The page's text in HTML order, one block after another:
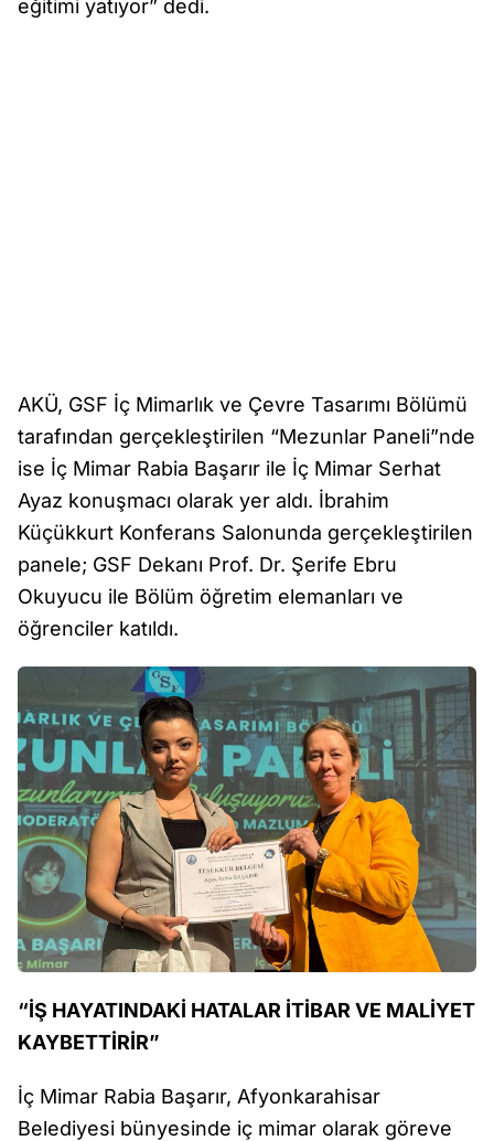
eğitimi yatıyor” dedi.
AKÜ, GSF İç Mimarlık ve Çevre Tasarımı Bölümü
tarafından gerçekleştirilen “Mezunlar Paneli”nde
ise İç Mimar Rabia Başarır ile İç Mimar Serhat
Ayaz konuşmacı olarak yer aldı. İbrahim
Küçükkurt Konferans Salonunda gerçekleştirilen
panele; GSF Dekanı Prof. Dr. Şerife Ebru
Okuyucu ile Bölüm öğretim elemanları ve
öğrenciler katıldı.
“İŞ HAYATINDAKİ HATALAR İTİBAR VE MALİYET
KAYBETTİRİR”
İç Mimar Rabia Başarır, Afyonkarahisar
Belediyesi bünyesinde iç mimar olarak göreve